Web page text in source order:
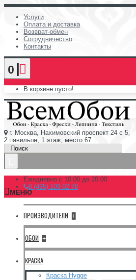
Услуги
Оплата и доставка
Возврат-обмен
Сотрудничество
Контакты
0
В корзине пусто!
г. Москва, Нахимовский проспект 24 с 5,
2 павильон, 1 этаж, место 67
Ежедневно с 10:00 до 20:00
8 (495) 109-02-76
МЕНЮ
ПРОИЗВОДИТЕЛИ +
ОБОИ +
КРАСКА
Краска Hygge